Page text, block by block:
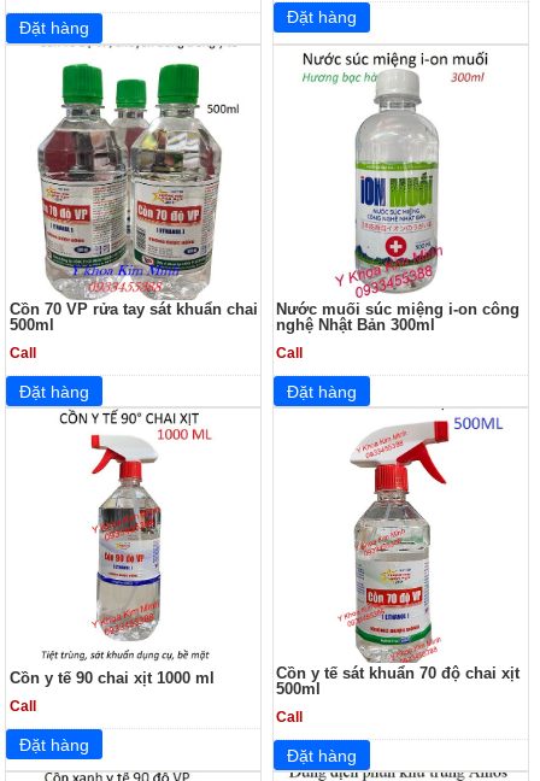
Cồn 70 VP rửa tay sát khuẩn chai
500ml
Call
Nước muối súc miệng i-on công
nghệ Nhật Bản 300ml
Call
Cồn y tế 90 chai xịt 1000 ml
Call
Cồn y tế sát khuẩn 70 độ chai xịt
500ml
Call